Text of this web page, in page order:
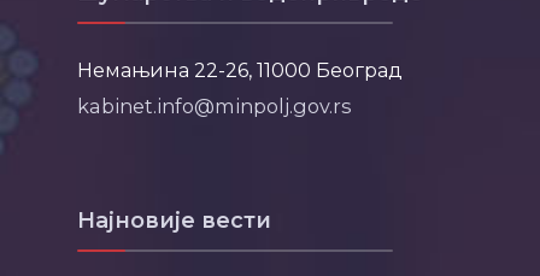
Немањина 22-26, 11000 Београд
kabinet.info@minpolj.gov.rs
Најновије вести